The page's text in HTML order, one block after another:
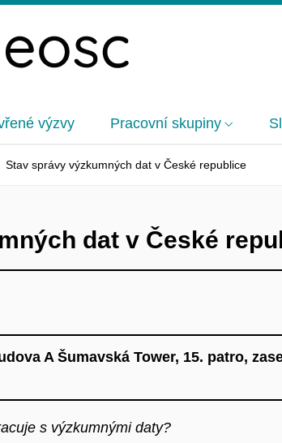
výzvy Pracovní skupiny
Stav správy výzkumných dat v České republice
dat v České
A Šumavská Tower, 15. patro,
s výzkumnými daty?